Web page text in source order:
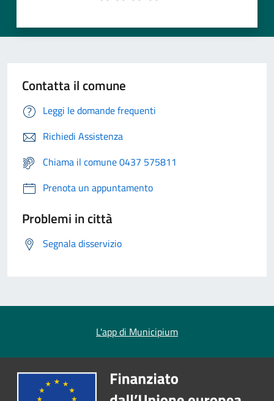
Contatta il comune
Leggi le domande frequenti
Richiedi Assistenza
Chiama il comune 0437 575811
Prenota un appuntamento
Problemi in città
Segnala disservizio
L'app di Municipium